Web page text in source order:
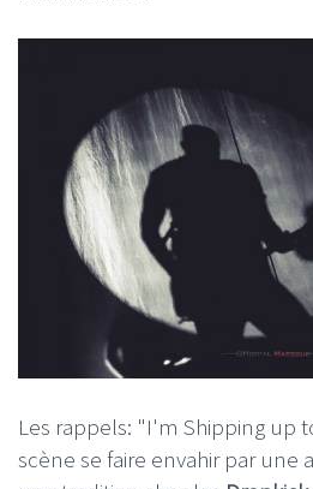
Les rappels: "I'm Shipping up
scène se faire envahir par une